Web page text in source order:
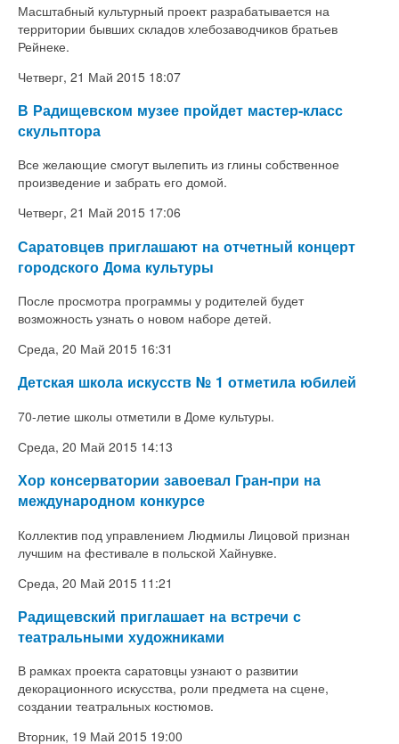
Масштабный культурный проект разрабатывается на
территории бывших складов хлебозаводчиков братьев
Рейнеке.
Четверг, 21 Май 2015 18:07
В Радищевском музее пройдет мастер-класс
скульптора
Все желающие смогут вылепить из глины собственное
произведение и забрать его домой.
Четверг, 21 Май 2015 17:06
Саратовцев приглашают на отчетный концерт
городского Дома культуры
После просмотра программы у родителей будет
возможность узнать о новом наборе детей.
Среда, 20 Май 2015 16:31
Детская школа искусств № 1 отметила юбилей
70-летие школы отметили в Доме культуры.
Среда, 20 Май 2015 14:13
Хор консерватории завоевал Гран-при на
международном конкурсе
Коллектив под управлением Людмилы Лицовой признан
лучшим на фестивале в польской Хайнувке.
Среда, 20 Май 2015 11:21
Радищевский приглашает на встречи с
театральными художниками
В рамках проекта саратовцы узнают о развитии
декорационного искусства, роли предмета на сцене,
создании театральных костюмов.
Вторник, 19 Май 2015 19:00